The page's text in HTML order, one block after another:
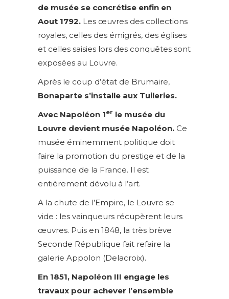
de musée se concrétise enfin en
Aout 1792. Les œuvres des collections
royales, celles des émigrés, des églises
et celles saisies lors des conquêtes sont
exposées au Louvre.
Après le coup d’état de Brumaire,
Bonaparte s’installe aux Tuileries.
Avec Napoléon 1er le musée du
Louvre devient musée Napoléon. Ce
musée éminemment politique doit
faire la promotion du prestige et de la
puissance de la France. Il est
entièrement dévolu à l’art.
A la chute de l’Empire, le Louvre se
vide : les vainqueurs récupèrent leurs
œuvres. Puis en 1848, la très brève
Seconde République fait refaire la
galerie Appolon (Delacroix).
En 1851, Napoléon III engage les
travaux pour achever l’ensemble